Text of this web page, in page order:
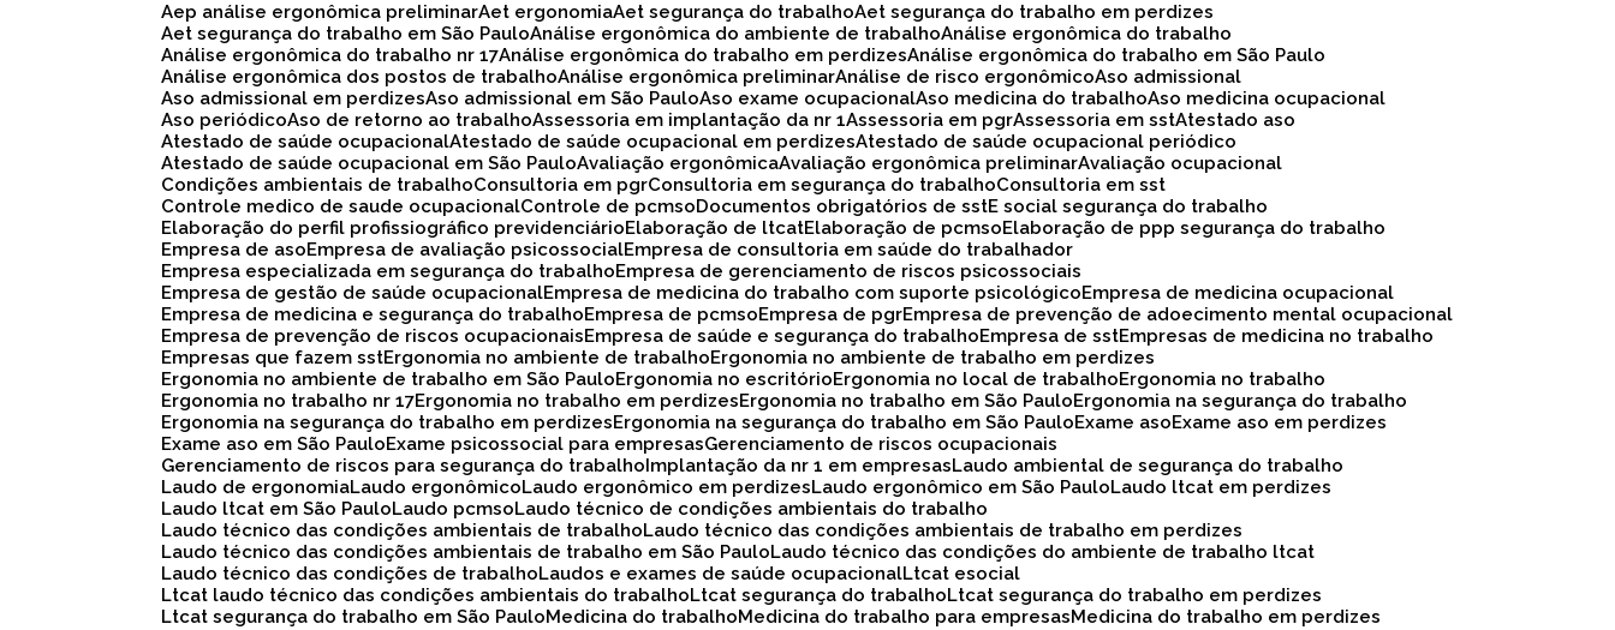
Aep análise ergonômica preliminar Aet ergonomia Aet segurança do trabalho Aet segurança do trabalho em perdizes
Aet segurança do trabalho em São Paulo Análise ergonômica do ambiente de trabalho Análise ergonômica do trabalho
Análise ergonômica do trabalho nr 17 Análise ergonômica do trabalho em perdizes Análise ergonômica do trabalho em São Paulo
Análise ergonômica dos postos de trabalho Análise ergonômica preliminar Análise de risco ergonômico Aso admissional
Aso admissional em perdizes Aso admissional em São Paulo Aso exame ocupacional Aso medicina do trabalho Aso medicina ocupacional
Aso periódico Aso de retorno ao trabalho Assessoria em implantação da nr 1 Assessoria em pgr Assessoria em sst Atestado aso
Atestado de saúde ocupacional Atestado de saúde ocupacional em perdizes Atestado de saúde ocupacional periódico
Atestado de saúde ocupacional em São Paulo Avaliação ergonômica Avaliação ergonômica preliminar Avaliação ocupacional
Condições ambientais de trabalho
Consultoria em pgr Consultoria em segurança do trabalho
Consultoria em sst
Controle medico de saude ocupacional
Controle de pcmso Documentos obrigatórios de sst
E social segurança do trabalho
Elaboração do perfil profissiográfico previdenciário
Elaboração de ltcat Elaboração de pcmso
Elaboração de ppp segurança do trabalho
Empresa de aso
Empresa de avaliação psicossocial Empresa de consultoria em saúde do trabalhador
Empresa especializada em segurança do trabalho
Empresa de gerenciamento de riscos psicossociais
Empresa de gestão de saúde ocupacional Empresa de medicina do trabalho com suporte psicológico
Empresa de medicina ocupacional
Empresa de medicina e segurança do trabalho
Empresa de pcmso Empresa de pgr Empresa de prevenção de adoecimento mental ocupacional
Empresa de prevenção de riscos ocupacionais
Empresa de saúde e segurança do trabalho Empresa de sst Empresas de medicina no trabalho
Empresas que fazem sst Ergonomia no ambiente de trabalho
Ergonomia no ambiente de trabalho em perdizes
Ergonomia no ambiente de trabalho em São Paulo
Ergonomia no escritório Ergonomia no local de trabalho
Ergonomia no trabalho
Ergonomia no trabalho nr 17 Ergonomia no trabalho em perdizes Ergonomia no trabalho em São Paulo
Ergonomia na segurança do trabalho
Ergonomia na segurança do trabalho em perdizes
Ergonomia na segurança do trabalho em São Paulo Exame aso Exame aso em perdizes
Exame aso em São Paulo Exame psicossocial para empresas
Gerenciamento de riscos ocupacionais
Gerenciamento de riscos para segurança do trabalho Implantação da nr 1 em empresas
Laudo ambiental de segurança do trabalho
Laudo de ergonomia Laudo ergonômico Laudo ergonômico em perdizes Laudo ergonômico em São Paulo
Laudo ltcat em perdizes
Laudo ltcat em São Paulo
Laudo pcmso
Laudo técnico de condições ambientais do trabalho
Laudo técnico das condições ambientais de trabalho
Laudo técnico das condições ambientais de trabalho em perdizes
Laudo técnico das condições ambientais de trabalho em São Paulo
Laudo técnico das condições do ambiente de trabalho ltcat
Laudo técnico das condições de trabalho
Laudos e exames de saúde ocupacional Ltcat esocial
Ltcat laudo técnico das condições ambientais do trabalho
Ltcat segurança do trabalho
Ltcat segurança do trabalho em perdizes
Ltcat segurança do trabalho em São Paulo
Medicina do trabalho Medicina do trabalho para empresas
Medicina do trabalho em perdizes